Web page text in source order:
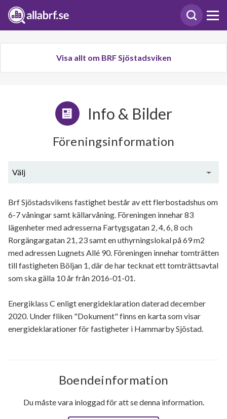
Visa allt om BRF Sjöstadsviken
Info & Bilder
Föreningsinformation
Välj
Senaste nytt från styrelsen
Ekonomi
Utförda renoveringar
Planerade renoveringar
Övrigt
Brf Sjöstadsvikens fastighet består av ett flerbostadshus om
6-7 våningar samt källarvåning. Föreningen innehar 83
lägenheter med adresserna Fartygsgatan 2, 4, 6, 8 och
Rorgängargatan 21, 23 samt en uthyrningslokal på 69 m2
med adressen Lugnets Allé 90. Föreningen innehar tomträtten
till fastigheten Böljan 1, där de har tecknat ett tomträttsavtal
som ska gälla 10 år från 2016-01-01.
Energiklass C enligt energideklaration daterad december
2020. Under fliken "Dokument" finns en karta som visar
energideklarationer för fastigheter i Hammarby Sjöstad.
Boendeinformation
Du måste vara inloggad för att se denna information.